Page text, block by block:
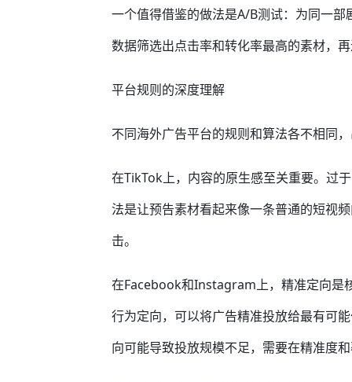
一个值得借鉴的做法是A/B测试：为同一
数据筛选出点击率和转化率最高的素材，
平台规则的深度理解
不同海外广告平台的规则和算法各不相同
在TikTok上，内容的原生感至关重要。过
法是让预告素材看起来像一条普通的短视
击。
在Facebook和Instagram上，精准定向是
行为定向，可以将广告精准投放给最有可
向可能导致投放规模不足，需要在精准度